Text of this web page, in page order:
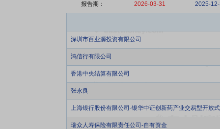
报告期： 2026-03-31 2025-
深圳市百业源投资有限公司
鸿信行有限公司
香港中央结算有限公司
张永良
上海银行股份有限公司-银华中证创新药产业交易型开放
瑞众人寿保险有限责任公司-自有资金